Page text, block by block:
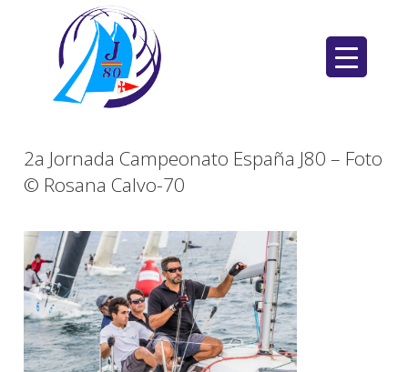
2a Jornada Campeonato España J80 – Foto
© Rosana Calvo-70